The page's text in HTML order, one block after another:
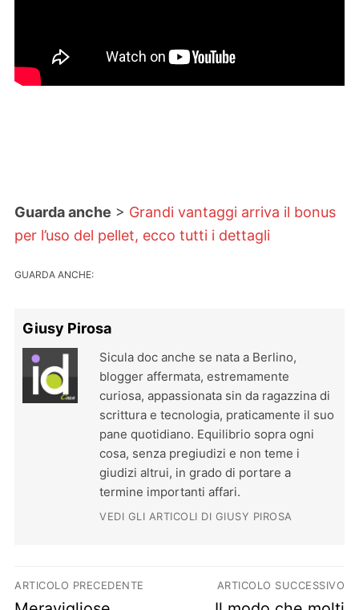
Guarda anche > Grandi vantaggi arriva il bonus
per l’uso del pellet, ecco tutti i dettagli
GUARDA ANCHE:
Giusy Pirosa
Sicula doc anche se nata a Berlino,
blogger affermata, estremamente
curiosa, appassionata sin da ragazzina di
scrittura e tecnologia, praticamente il suo
pane quotidiano. Equilibrio sopra ogni
cosa, senza pregiudizi e non teme i
giudizi altrui, in grado di portare a
termine importanti affari.
VEDI GLI ARTICOLI DI GIUSY PIROSA
Navigazione articoli
ARTICOLO PRECEDENTE
Previous post:
ARTICOLO SUCCESSIVO
Next post: